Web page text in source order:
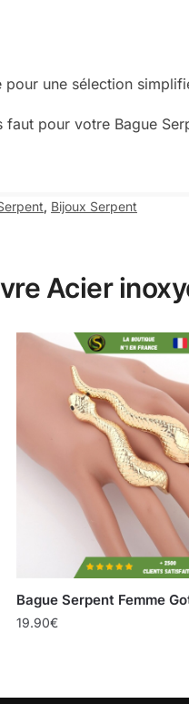
une sélection
pour votre Bague
, Bijoux Serpent
Acier
Bague Serpent Femme
19.90€